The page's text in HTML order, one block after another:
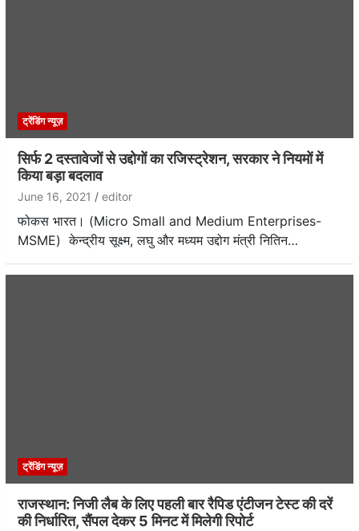
ट्रेंडिंग न्यूज़
सिर्फ 2 दस्तावेजों से उद्दोगों का रजिस्ट्रेशन, सरकार ने नियमों में
किया बड़ा बदलाव
June 16, 2021 editor
फोकस भारत। (Micro Small and Medium Enterprises-
MSME) केन्द्रीय सूक्ष्म, लघु और मध्यम उद्दोग मंत्री नितिन…
ट्रेंडिंग न्यूज़
राजस्थान: निजी लैब के लिए पहली बार रैपिड एंटीजन टेस्ट की दरें
की निर्धारित, सैंपल देकर 5 मिनट में मिलेगी रिपोर्ट